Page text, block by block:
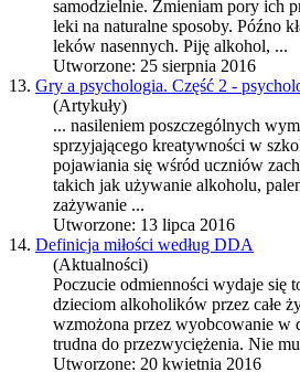
samodzielnie. Zmieniam pory ich
leki na naturalne sposoby. Późno
leków nasennych. Piję alkohol, ...
Utworzone: 25 sierpnia 2016
13. Gry a psychologia. Część 2 -
(Artykuły)
... nasileniem poszczególnych
sprzyjającego kreatywności w
pojawiania się wśród uczniów
takich jak używanie alkoholu,
zażywanie ...
Utworzone: 13 lipca 2016
14. Definicja miłości według DDA
(Aktualności)
Poczucie odmienności wydaje się
dzieciom alkoholików przez całe
wzmożona przez wyobcowanie w
trudna do przezwyciężenia. Nie
Utworzone: 20 kwietnia 2016